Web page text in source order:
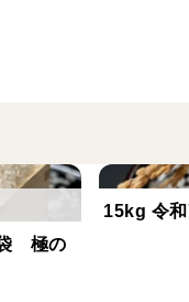
極の
15kg 令